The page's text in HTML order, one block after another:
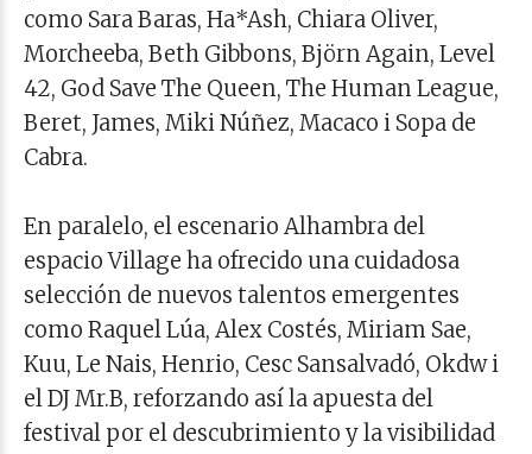
como Sara Baras, Ha*Ash, Chiara Oliver,
Morcheeba, Beth Gibbons, Björn Again, Level
42, God Save The Queen, The Human League,
Beret, James, Miki Núñez, Macaco i Sopa de
Cabra.
En paralelo, el escenario Alhambra del
espacio Village ha ofrecido una cuidadosa
selección de nuevos talentos emergentes
como Raquel Lúa, Alex Costés, Miriam Sae,
Kuu, Le Nais, Henrio, Cesc Sansalvadó, Okdw i
el DJ Mr.B, reforzando así la apuesta del
festival por el descubrimiento y la visibilidad